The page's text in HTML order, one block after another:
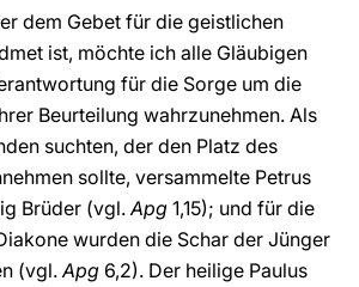
dem Gebet für die geistlichen
ist, möchte ich alle Gläubigen
für die Sorge um die
Beurteilung wahrzunehmen. Als
suchten, der den Platz des
sollte, versammelte Petrus
Brüder (vgl.Apg 1,15); und für die
wurden die Schar der Jünger
(vgl.Apg 6,2). Der heilige Paulus